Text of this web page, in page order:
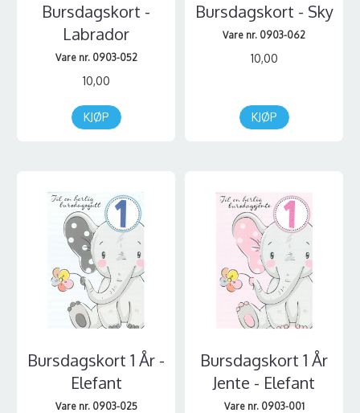
Bursdagskort -
Labrador
Vare nr. 0903-052
10,00
KJØP
Bursdagskort - Sky
Vare nr. 0903-062
10,00
KJØP
Bursdagskort 1 År -
Elefant
Vare nr. 0903-025
Bursdagskort 1 År
Jente - Elefant
Vare nr. 0903-001